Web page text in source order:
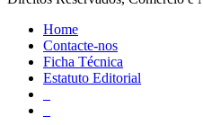
Home
Contacte-nos
Ficha Técnica
Estatuto Editorial